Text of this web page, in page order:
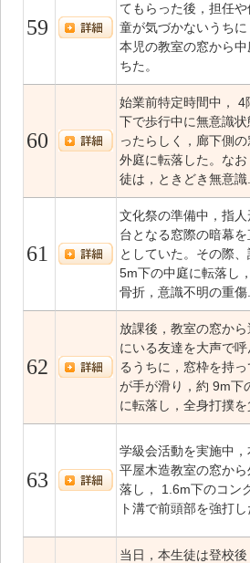
59
てもらった後，担任や
童が気づかないうち
本児の教室の窓から中
ちた。
60
始業前特定時間中， 4
下で歩行中に無意識状
ったらしく，廊下側の
外庭に転落した。なお
徒は，ときどき無意識
61
文化祭の準備中，指
台となる窓際の暗幕を
としていた。その際、
5m下の中庭に転落し
骨折，意識不明の重傷
62
放課後，教室の窓か
にいる友達を大声で
るうちに，窓枠を持っ
が手が滑り，約 9m下
に転落し，全身打撲を
63
学級会活動を実施中
平屋木造教室の窓か
落し， 1.6m下のコン
ト溝で前頭部を強打し
当日，本生徒は登校後